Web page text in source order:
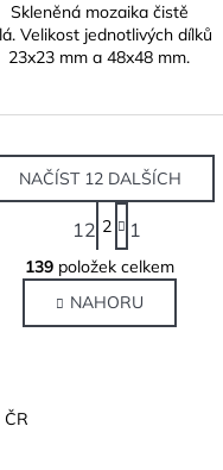
Skleněná mozaika čistě
Velikost jednotlivých dílků
23x23 mm a 48x48 mm.
O
v
l
á
NAČÍST 12 DALŠÍCH
S
t
r
á
n
k
1
2
12
139 položek celkem
NAHORU